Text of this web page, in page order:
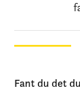
Fant du det